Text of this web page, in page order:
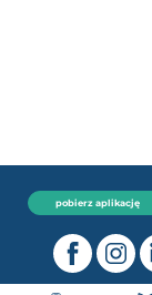
pobierz aplikację